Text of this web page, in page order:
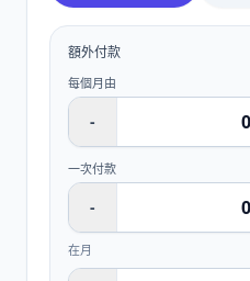
額外付款
每個月由
-
一次付款
-
在月